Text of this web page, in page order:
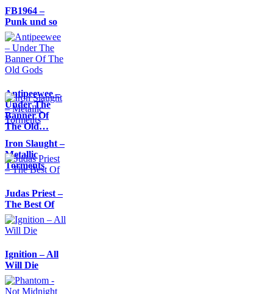
FB1964 –
Punk und so
Antipeewee –
Under The
Banner Of
The Old…
Iron Slaught –
Metallic
Torments
Judas Priest –
The Best Of
Ignition – All
Will Die